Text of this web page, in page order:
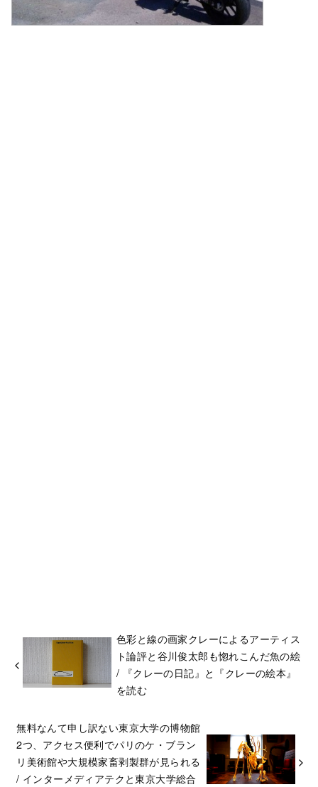
色彩と線の画家クレーによるアーティス
ト論評と谷川俊太郎も惚れこんだ魚の絵
/ 『クレーの日記』と『クレーの絵本』
を読む
無料なんて申し訳ない東京大学の博物館
2つ、アクセス便利でパリのケ・ブラン
リ美術館や大規模家畜剥製群が見られる
/ インターメディアテクと東京大学総合